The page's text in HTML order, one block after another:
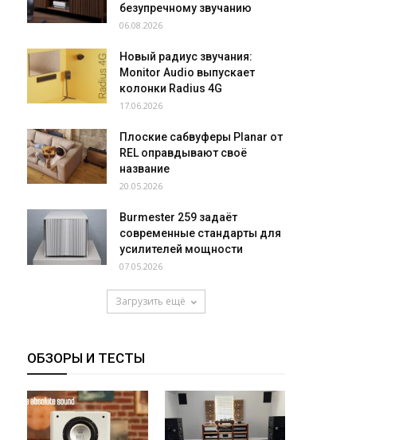
безупречному звучанию
06.08.2026
Новый радиус звучания:
Monitor Audio выпускает
колонки Radius 4G
17.06.2026
Плоские сабвуферы Planar от
REL оправдывают своё
название
20.05.2026
Burmester 259 задаёт
современные стандарты для
усилителей мощности
07.05.2026
Загрузить ещё
ОБЗОРЫ И ТЕСТЫ